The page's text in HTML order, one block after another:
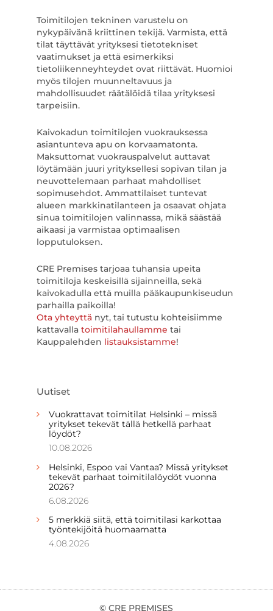
Toimitilojen tekninen varustelu on
nykypäivänä kriittinen tekijä. Varmista, että
tilat täyttävät yrityksesi tietotekniset
vaatimukset ja että esimerkiksi
tietoliikenneyhteydet ovat riittävät. Huomioi
myös tilojen muunneltavuus ja
mahdollisuudet räätälöidä tilaa yrityksesi
tarpeisiin.
Kaivokadun toimitilojen vuokrauksessa
asiantunteva apu on korvaamatonta.
Maksuttomat vuokrauspalvelut auttavat
löytämään juuri yrityksellesi sopivan tilan ja
neuvottelemaan parhaat mahdolliset
sopimusehdot. Ammattilaiset tuntevat
alueen markkinatilanteen ja osaavat ohjata
sinua toimitilojen valinnassa, mikä säästää
aikaasi ja varmistaa optimaalisen
lopputuloksen.
CRE Premises tarjoaa tuhansia upeita
toimitiloja keskeisillä sijainneilla, sekä
kaivokadulla että muilla pääkaupunkiseudun
parhailla paikoilla!
Ota yhteyttänyt, tai tutustu kohteisiimme
kattavallatoimitilahaullamme tai
Kauppalehden listauksistamme!
Uutiset
Vuokrattavat toimitilat Helsinki – missä
yritykset tekevät tällä hetkellä parhaat
löydöt?
10.08.2026
Helsinki, Espoo vai Vantaa? Missä yritykset
tekevät parhaat toimitilalöydöt vuonna
2026?
6.08.2026
5 merkkiä siitä, että toimitilasi karkottaa
työntekijöitä huomaamatta
4.08.2026
© CRE PREMISES